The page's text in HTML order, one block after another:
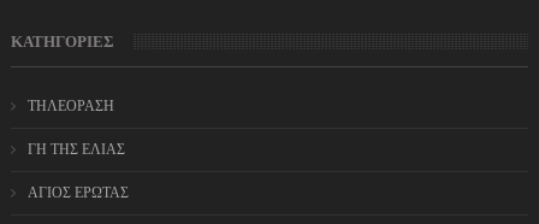
ΚΑΤΗΓΟΡΙΕΣ
ΤΗΛΕΟΡΑΣΗ
ΓΗ ΤΗΣ ΕΛΙΑΣ
ΑΓΙΟΣ ΕΡΩΤΑΣ